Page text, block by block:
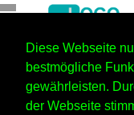
Diese Webseite
bestmögliche
gewährleisten.
der Webseite
Jülich